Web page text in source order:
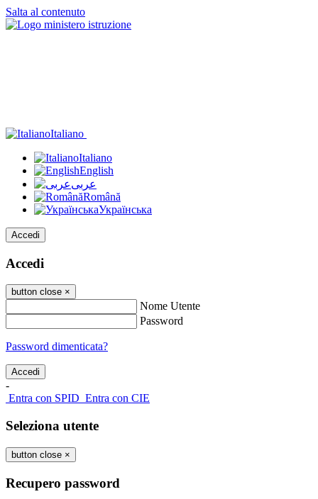
Salta al contenuto
Italiano
Italiano
English
عربى
Română
Українська
Accedi
Accedi
button close ×
Nome Utente
Password
Password dimenticata?
-
Entra con SPID Entra con CIE
Seleziona utente
button close ×
Recupero password